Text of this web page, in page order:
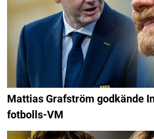
Mattias Grafström godkände
fotbolls-VM